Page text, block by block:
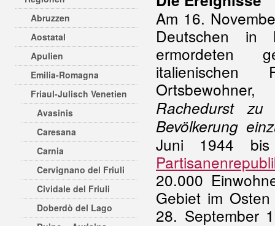
Abruzzen
Aostatal
Apulien
Emilia-Romagna
Friaul-Julisch Venetien
Avasinis
Caresana
Carnia
Cervignano del Friuli
Cividale del Friuli
Doberdò del Lago
Am 16.
Deutschen in
ermordeten
italienischen
Rachedurst
Bevölkerung
Juni 1944
20.000
Gebiet im
28. September